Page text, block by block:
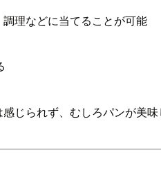
理などに当てることが可能
じられず、むしろパンが美